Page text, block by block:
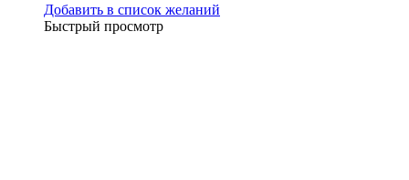
Добавить в список желаний
Быстрый просмотр